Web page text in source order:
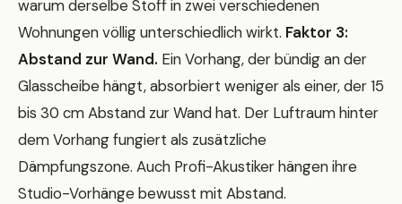
warum derselbe Stoff in zwei verschiedenen
Wohnungen völlig unterschiedlich wirkt. Faktor 3:
Abstand zur Wand. Ein Vorhang, der bündig an der
Glasscheibe hängt, absorbiert weniger als einer, der 15
bis 30 cm Abstand zur Wand hat. Der Luftraum hinter
dem Vorhang fungiert als zusätzliche
Dämpfungszone. Auch Profi-Akustiker hängen ihre
Studio-Vorhänge bewusst mit Abstand.